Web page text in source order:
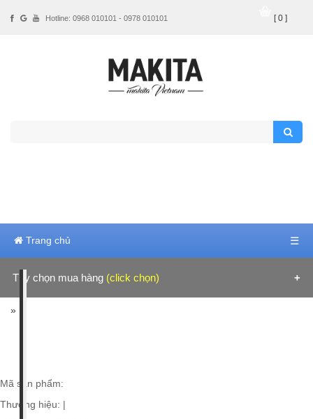
Trang chủ ☰
Tùy chọn mua hàng (click chọn)
»
Mã sản phẩm:
Thương hiệu: |
Hotline: 0968 010101 - 0978 010101 [ 0 ]